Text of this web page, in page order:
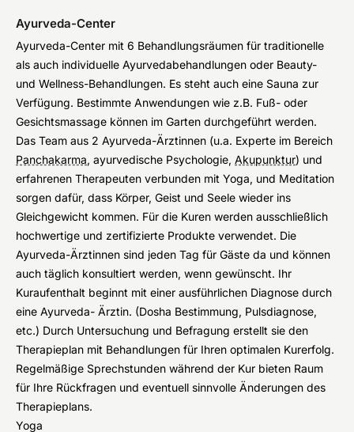
Ayurveda-Center
Ayurveda-Center mit 6 Behandlungsräumen für traditionelle
als auch individuelle Ayurvedabehandlungen oder Beauty-
und Wellness-Behandlungen. Es steht auch eine Sauna zur
Verfügung. Bestimmte Anwendungen wie z.B. Fuß- oder
Gesichtsmassage können im Garten durchgeführt werden.
Das Team aus 2 Ayurveda-Ärztinnen (u.a. Experte im Bereich
Panchakarma, ayurvedische Psychologie, Akupunktur) und
erfahrenen Therapeuten verbunden mit Yoga, und Meditation
sorgen dafür, dass Körper, Geist und Seele wieder ins
Gleichgewicht kommen. Für die Kuren werden ausschließlich
hochwertige und zertifizierte Produkte verwendet. Die
Ayurveda-Ärztinnen sind jeden Tag für Gäste da und können
auch täglich konsultiert werden, wenn gewünscht. Ihr
Kuraufenthalt beginnt mit einer ausführlichen Diagnose durch
eine Ayurveda- Ärztin. (Dosha Bestimmung, Pulsdiagnose,
etc.) Durch Untersuchung und Befragung erstellt sie den
Therapieplan mit Behandlungen für Ihren optimalen Kurerfolg.
Regelmäßige Sprechstunden während der Kur bieten Raum
für Ihre Rückfragen und eventuell sinnvolle Änderungen des
Therapieplans.
Yoga